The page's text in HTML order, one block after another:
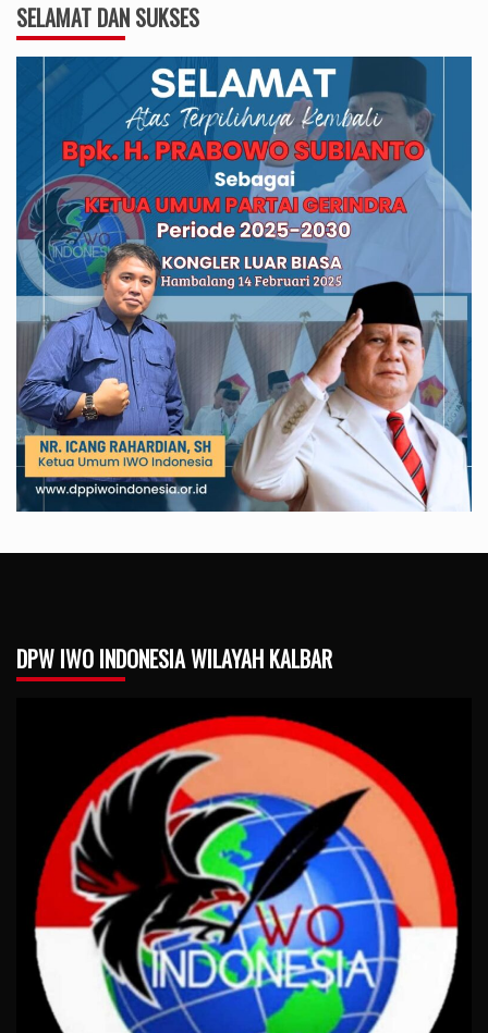
SELAMAT DAN SUKSES
DPW IWO INDONESIA WILAYAH KALBAR